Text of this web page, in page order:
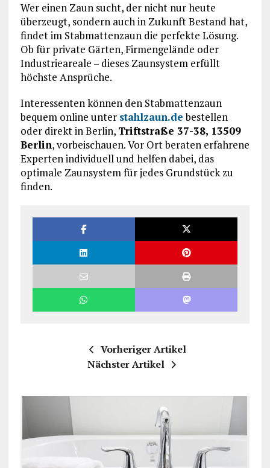
Wer einen Zaun sucht, der nicht nur heute
überzeugt, sondern auch in Zukunft Bestand hat,
findet im Stabmattenzaun die perfekte Lösung.
Ob für private Gärten, Firmengelände oder
Industrieareale – dieses Zaunsystem erfüllt
höchste Ansprüche.
Interessenten können den Stabmattenzaun
bequem online unter stahlzaun.debestellen
oder direkt in Berlin, Triftstraße 37-38, 13509
Berlin, vorbeischauen. Vor Ort beraten erfahrene
Experten individuell und helfen dabei, das
optimale Zaunsystem für jedes Grundstück zu
finden.
Vorheriger Artikel
Nächster Artikel